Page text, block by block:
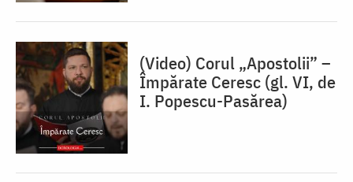
(Video) Corul „Apostolii” –
⁠Împărate Ceresc (gl. VI, de
I. Popescu-Pasărea)